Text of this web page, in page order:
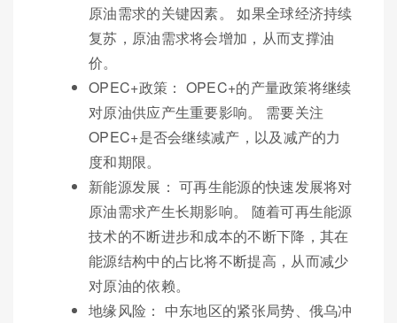
原油需求的关键因素。 如果全球经济持续
复苏，原油需求将会增加，从而支撑油
价。
OPEC+政策： OPEC+的产量政策将继续
对原油供应产生重要影响。 需要关注
OPEC+是否会继续减产，以及减产的力
度和期限。
新能源发展： 可再生能源的快速发展将对
原油需求产生长期影响。 随着可再生能源
技术的不断进步和成本的不断下降，其在
能源结构中的占比将不断提高，从而减少
对原油的依赖。
地缘风险： 中东地区的紧张局势、俄乌冲